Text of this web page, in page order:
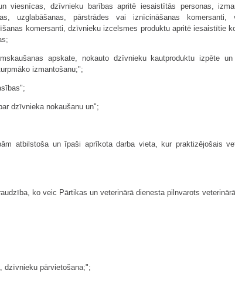
dzīvnieku barības apritē iesaistītās personas,
uzglabāšanas, pārstrādes vai iznīcināšanas komersanti,
komersanti, dzīvnieku izcelsmes produktu apritē iesaistītie
apskate, nokauto dzīvnieku kautproduktu izpēte
izmantošanu;";
dzīvnieka nokaušanu un";
atbilstoša un īpaši aprīkota darba vieta, kur praktizējošais
ko veic Pārtikas un veterinārā dienesta pilnvarots
dzīvnieku pārvietošana;";